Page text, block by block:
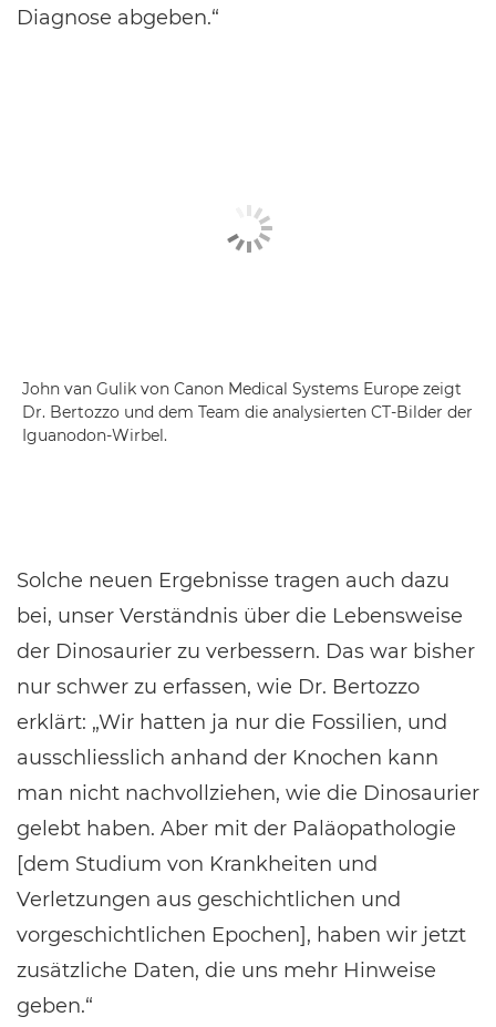
Diagnose abgeben.“
John van Gulik von Canon Medical Systems Europe zeigt
Dr. Bertozzo und dem Team die analysierten CT-Bilder der
Iguanodon-Wirbel.
Solche neuen Ergebnisse tragen auch dazu
bei, unser Verständnis über die Lebensweise
der Dinosaurier zu verbessern. Das war bisher
nur schwer zu erfassen, wie Dr. Bertozzo
erklärt: „Wir hatten ja nur die Fossilien, und
ausschliesslich anhand der Knochen kann
man nicht nachvollziehen, wie die Dinosaurier
gelebt haben. Aber mit der Paläopathologie
[dem Studium von Krankheiten und
Verletzungen aus geschichtlichen und
vorgeschichtlichen Epochen], haben wir jetzt
zusätzliche Daten, die uns mehr Hinweise
geben.“